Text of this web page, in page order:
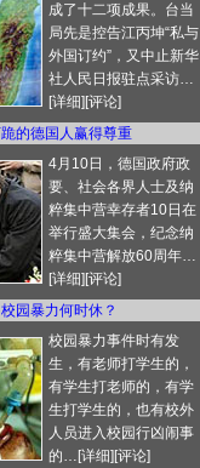
成了十二项成果。台当
局先是控告江丙坤“私与
外国订约”，又中止新华
社人民日报驻点采访…
[详细][评论]
的德国人赢得尊重
4月10日，德国政府政
要、社会各界人士及纳
粹集中营幸存者10日在
举行盛大集会，纪念纳
粹集中营解放60周年…
[详细][评论]
校园暴力何时休？
校园暴力事件时有发
生，有老师打学生的，
有学生打老师的，有学
生打学生的，也有校外
人员进入校园行凶闹事
的…[详细][评论]